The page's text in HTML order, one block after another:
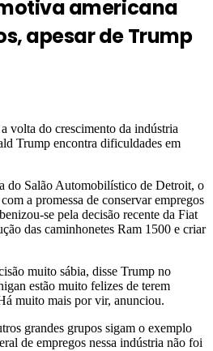
americana
apesar de Trump
volta do crescimento da indústria
Trump encontra dificuldades em
do Salão Automobilístico de Detroit, o
a promessa de conservar empregos
se pela decisão recente da Fiat
das caminhonetes Ram 1500 e criar
muito sábia, disse Trump no
estão muito felizes de terem
muito mais por vir, anunciou.
grandes grupos sigam o exemplo
de empregos nessa indústria não foi